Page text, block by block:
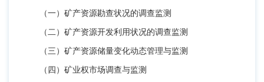
（一）矿产资源勘查状况的调查监测
（二）矿产资源开发利用状况的调查监测
（三）矿产资源储量变化动态管理与监测
（四）矿业权市场调查与监测